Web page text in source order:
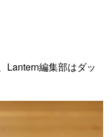
Lantern編集部はダッ